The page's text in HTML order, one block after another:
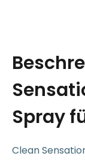
Spray
Clean